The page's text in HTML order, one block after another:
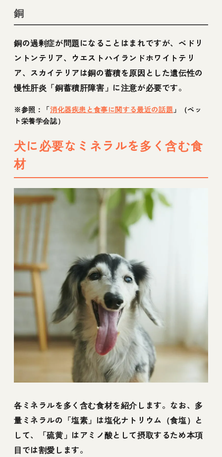
銅
銅の過剰症が問題になることはまれですが、ベドリ
ントンテリア、ウエストハイランドホワイトテリ
ア、スカイテリアは銅の蓄積を原因とした遺伝性の
慢性肝炎「銅蓄積肝障害」に注意が必要です。
※参照：「消化器疾患と食事に関する最近の話題 」（ペッ
ト栄養学会誌）
犬に必要なミネラルを多く含む食
材
各ミネラルを多く含む食材を紹介します。なお、多
量ミネラルの「塩素」は塩化ナトリウム（食塩）と
して、「硫黄」はアミノ酸として摂取するため本項
目では割愛します。